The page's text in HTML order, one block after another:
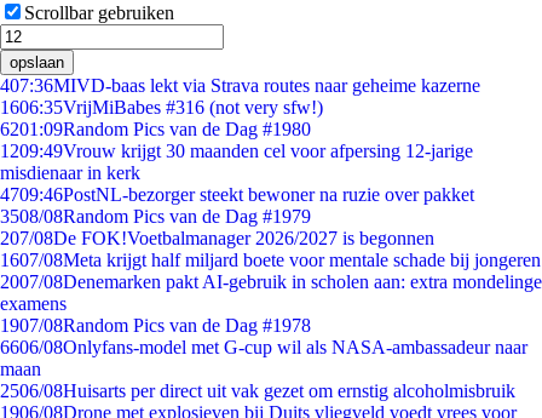
Scrollbar gebruiken
opslaan
407:36MIVD-baas lekt via Strava routes naar geheime kazerne
1606:35VrijMiBabes #316 (not very sfw!)
6201:09Random Pics van de Dag #1980
1209:49Vrouw krijgt 30 maanden cel voor afpersing 12-jarige
misdienaar in kerk
4709:46PostNL-bezorger steekt bewoner na ruzie over pakket
3508/08Random Pics van de Dag #1979
207/08De FOK!Voetbalmanager 2026/2027 is begonnen
1607/08Meta krijgt half miljard boete voor mentale schade bij jongeren
2007/08Denemarken pakt AI-gebruik in scholen aan: extra mondelinge
examens
1907/08Random Pics van de Dag #1978
6606/08Onlyfans-model met G-cup wil als NASA-ambassadeur naar
maan
2506/08Huisarts per direct uit vak gezet om ernstig alcoholmisbruik
1906/08Drone met explosieven bij Duits vliegveld voedt vrees voor